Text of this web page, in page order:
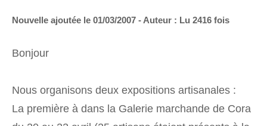
Nouvelle ajoutée le 01/03/2007 - Auteur : Lu 2416 fois
Bonjour
Nous organisons deux expositions artisanales :
La première à dans la Galerie marchande de Cora